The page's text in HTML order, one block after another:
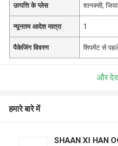
उत्पत्ति के प्लेस शानक्सी,
न्यूनतम आदेश मात्रा 1
पैकेजिंग विवरण शिपमेंट से
और
हमारे बारे में
SHAAN XI HAN